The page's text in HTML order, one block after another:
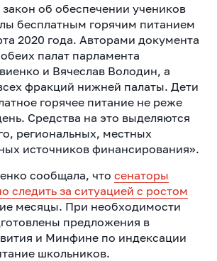
об обеспечении учеников
бесплатным горячим питанием
2020 года. Авторами документа
палат парламента
и Вячеслав Володин, а
фракций нижней палаты. Дети
горячее питание не реже
Средства на это выделяются
региональных, местных
источников финансирования».
сообщала, что сенаторы
следить за ситуацией с ростом
месяцы. При необходимости
предложения в
и Минфине по индексации
школьников.